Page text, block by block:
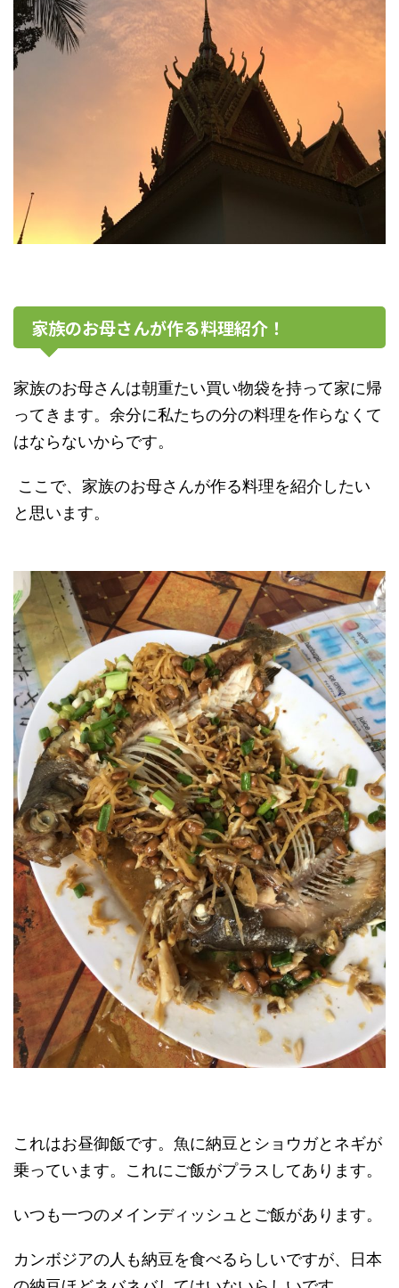
家族のお母さんが作る料理紹介！
家族のお母さんは朝重たい買い物袋を持って家に帰
ってきます。余分に私たちの分の料理を作らなくて
はならないからです。
ここで、 家族のお母さんが作る料理を紹介したい
と思います。
これはお昼御飯です。魚に納豆とショウガとネギが
乗っています。これにご飯がプラスしてあります。
いつも一つのメインディッシュとご飯があります。
カンボジアの人も納豆を食べるらしいですが、日本